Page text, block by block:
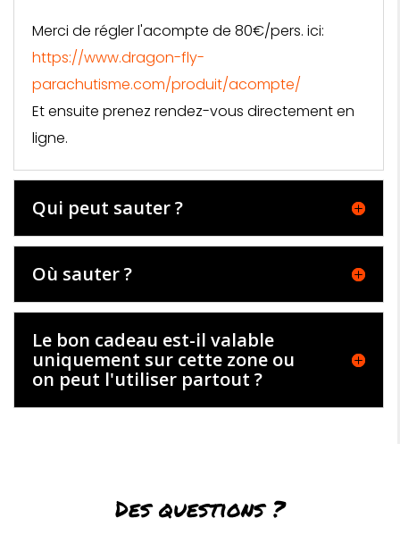
Merci de régler l'acompte de 80€/pers. ici:
https://www.dragon-fly-
parachutisme.com/produit/acompte/
Et ensuite prenez rendez-vous directement en
ligne.
Qui peut sauter ?
Où sauter ?
Le bon cadeau est-il valable
uniquement sur cette zone ou
on peut l'utiliser partout ?
Des questions ?